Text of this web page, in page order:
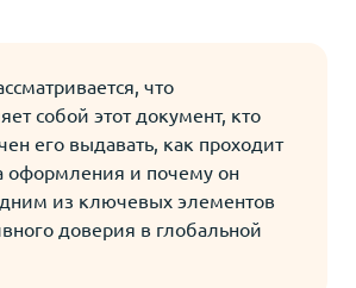
что
собой этот документ, кто
его выдавать, как проходит
оформления и почему он
из ключевых элементов
доверия в глобальной